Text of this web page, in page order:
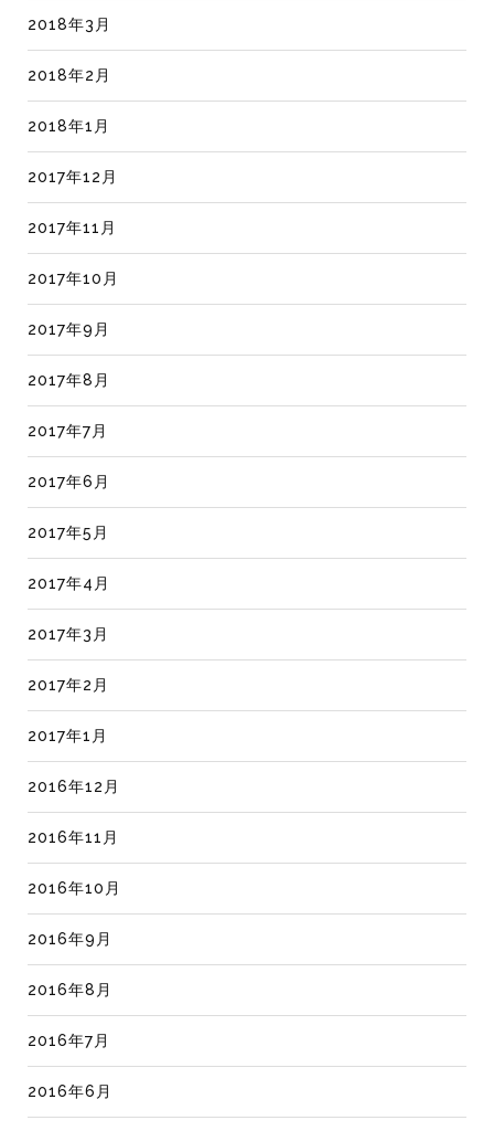
2018年3月
2018年2月
2018年1月
2017年12月
2017年11月
2017年10月
2017年9月
2017年8月
2017年7月
2017年6月
2017年5月
2017年4月
2017年3月
2017年2月
2017年1月
2016年12月
2016年11月
2016年10月
2016年9月
2016年8月
2016年7月
2016年6月